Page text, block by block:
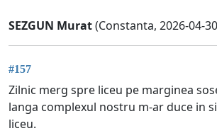
SEZGUN Murat(Constanta, 2026-04-
#157
Zilnic merg spre liceu pe marginea
langa complexul nostru m-ar duce in
liceu.